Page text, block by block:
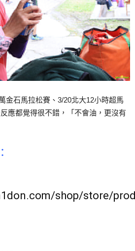
金石馬拉松賽、3/20北大12小時超馬
應都覺得很不錯，「不會油，更沒有
shop/store/